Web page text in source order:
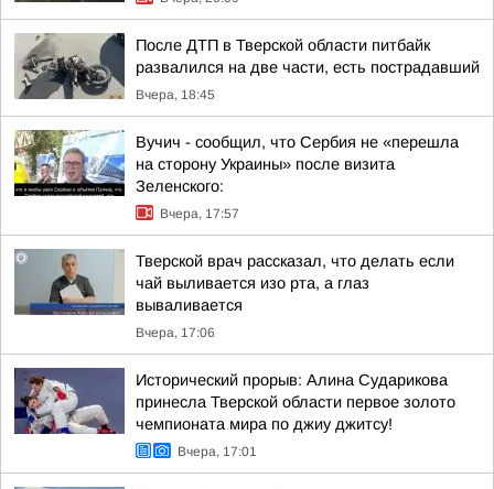
После ДТП в Тверской области питбайк
развалился на две части, есть пострадавший
Вчера, 18:45
Вучич - сообщил, что Сербия не «перешла
на сторону Украины» после визита
Зеленского:
Вчера, 17:57
Тверской врач рассказал, что делать если
чай выливается изо рта, а глаз
вываливается
Вчера, 17:06
Исторический прорыв: Алина Сударикова
принесла Тверской области первое золото
чемпионата мира по джиу джитсу!
Вчера, 17:01